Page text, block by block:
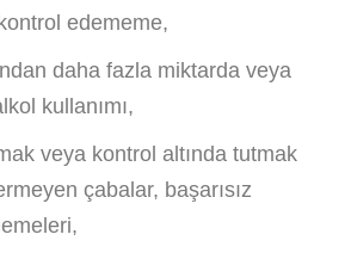
edememe,
daha fazla miktarda veya
kullanımı,
veya kontrol altında tutmak
çabalar, başarısız